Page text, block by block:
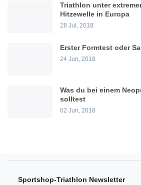
Triathlon unter
Hitzewelle in Europa
28 Jul, 2018
Erster Formtest oder
24 Jun, 2018
Was du bei einem
solltest
02 Jun, 2018
Sportshop-Triathlon Newsletter